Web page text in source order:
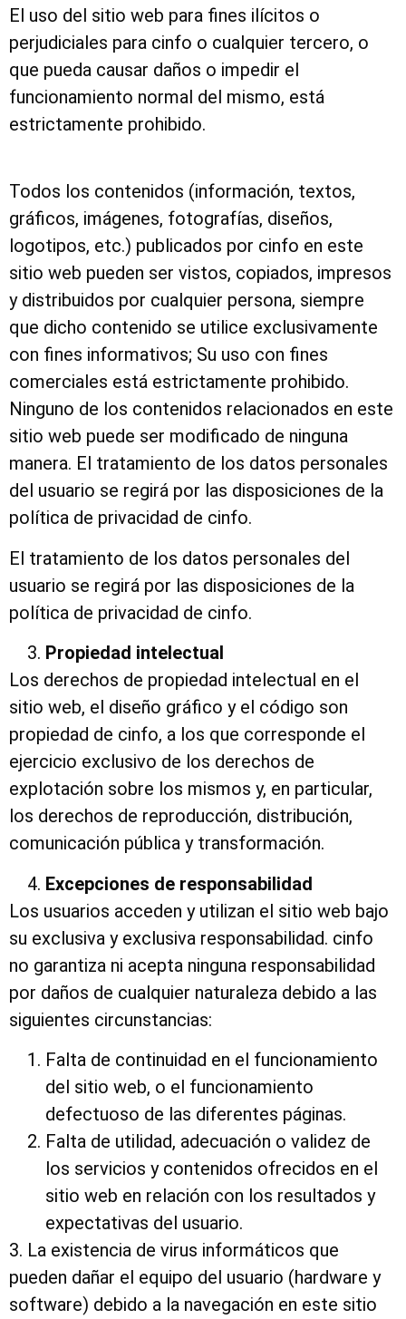
El uso del sitio web para fines ilícitos o
perjudiciales para cinfo o cualquier tercero, o
que pueda causar daños o impedir el
funcionamiento normal del mismo, está
estrictamente prohibido.
Todos los contenidos (información, textos,
gráficos, imágenes, fotografías, diseños,
logotipos, etc.) publicados por cinfo en este
sitio web pueden ser vistos, copiados, impresos
y distribuidos por cualquier persona, siempre
que dicho contenido se utilice exclusivamente
con fines informativos; Su uso con fines
comerciales está estrictamente prohibido.
Ninguno de los contenidos relacionados en este
sitio web puede ser modificado de ninguna
manera. El tratamiento de los datos personales
del usuario se regirá por las disposiciones de la
política de privacidad de cinfo.
El tratamiento de los datos personales del
usuario se regirá por las disposiciones de la
política de privacidad de cinfo.
Propiedad intelectual
Los derechos de propiedad intelectual en el
sitio web, el diseño gráfico y el código son
propiedad de cinfo, a los que corresponde el
ejercicio exclusivo de los derechos de
explotación sobre los mismos y, en particular,
los derechos de reproducción, distribución,
comunicación pública y transformación.
Excepciones de responsabilidad
Los usuarios acceden y utilizan el sitio web bajo
su exclusiva y exclusiva responsabilidad. cinfo
no garantiza ni acepta ninguna responsabilidad
por daños de cualquier naturaleza debido a las
siguientes circunstancias:
Falta de continuidad en el funcionamiento
del sitio web, o el funcionamiento
defectuoso de las diferentes páginas.
Falta de utilidad, adecuación o validez de
los servicios y contenidos ofrecidos en el
sitio web en relación con los resultados y
expectativas del usuario.
3. La existencia de virus informáticos que
pueden dañar el equipo del usuario (hardware y
software) debido a la navegación en este sitio